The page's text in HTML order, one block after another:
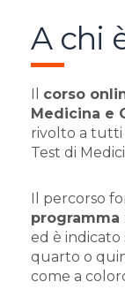
A chi
corso
Medicina e
rivolto a tutti
Test di
Il percorso
ed è indicato
quarto o
come a